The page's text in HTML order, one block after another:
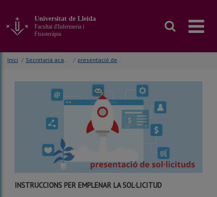
contingut
principal
la
pàgina
Universitat de Lleida
Facultat d'Infermeria i
Fisioteràpia
Inici / Secretaria acadèmica / presentació de sol·licituds
INSTRUCCIONS PER EMPLENAR LA SOL·LICITUD